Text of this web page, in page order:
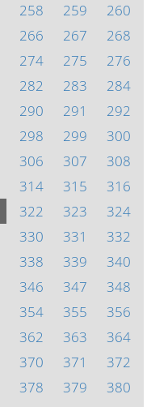
258 259
260
266 267
268
274 275
276
282 283
284
290 291
292
298 299
300
306 307
308
314 315
316
322 323
324
330 331
332
338 339
340
346 347
348
354 355
356
362 363
364
370 371
372
378 379
380